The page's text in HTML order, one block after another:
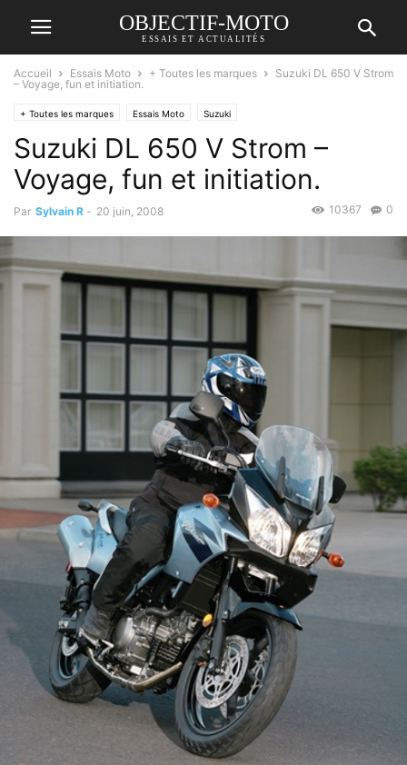
OBJECTIF-MOTO
ESSAIS ET ACTUALITÉS
Accueil Essais Moto + Toutes les marques
Suzuki DL 650 V Strom
– Voyage, fun et initiation.
+ Toutes les marques Essais Moto Suzuki
Suzuki DL 650 V Strom –
Voyage, fun et initiation.
Par Sylvain R - 20 juin, 2008 0
10367